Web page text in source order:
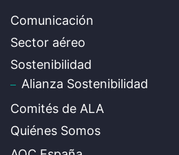
Comunicación
Sector aéreo
Sostenibilidad
Alianza Sostenibilidad
Comités de ALA
Quiénes Somos